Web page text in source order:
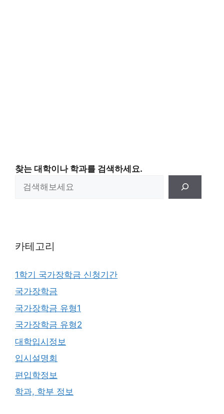
찾는 대학이나 학과를 검색하세요.
카테고리
1학기 국가장학금 신청기간
국가장학금
국가장학금 유형1
국가장학금 유형2
대학입시정보
입시설명회
편입학정보
학과, 학부 정보